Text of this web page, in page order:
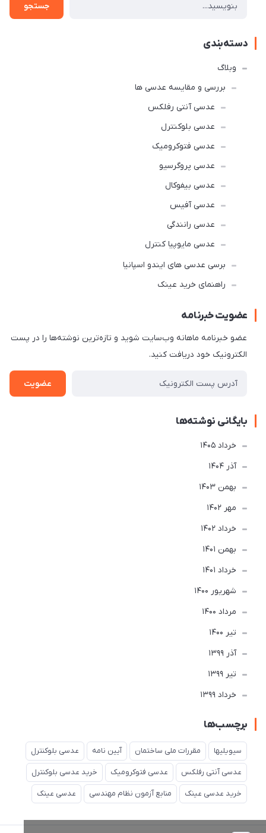
جستجو
دسته‌بندی
وبلاگ
بررسی و مقایسه عدسی ها
عدسی آنتی رفلکس
عدسی بلوکنترل
عدسی فتوکرومیک
عدسی پروگرسیو
عدسی بیفوکال
عدسی آفیس
عدسی رانندگی
عدسی مایوپیا کنترل
برسی عدسی های ایندو اسپانیا
راهنمای خرید عینک
عضویت خبرنامه
عضو خبرنامه ماهانه وب‌سایت شوید و تازه‌ترین نوشته‌ها را در پست
الکترونیک خود دریافت کنید.
عضویت
بایگانی نوشته‌ها
خرداد 1405
آذر 1404
بهمن 1403
مهر 1402
خرداد 1402
بهمن 1401
خرداد 1401
شهریور 1400
مرداد 1400
تير 1400
آذر 1399
تير 1399
خرداد 1399
برچسب‌ها
سیویلیها مقررات ملی ساختمان آیین نامه عدسی بلوکنترل
عدسی آنتی رفلکس عدسی فتوکرومیک خرید عدسی بلوکنترل
خرید عدسی عینک منابع آزمون نظام مهندسی عدسی عینک